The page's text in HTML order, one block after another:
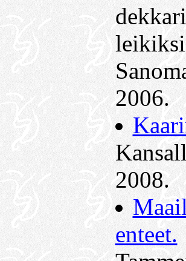
2006.
2008.
enteet.